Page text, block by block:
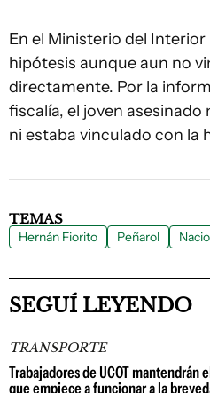
En el Ministerio del
hipótesis aunque aun no
directamente. Por la
fiscalía, el joven asesinado
ni estaba vinculado con la
TEMAS
Hernán Fiorito Peñarol
SEGUÍ LEYENDO
TRANSPORTE
Trabajadores de UCOT mantendrán
que empiece a funcionar a la